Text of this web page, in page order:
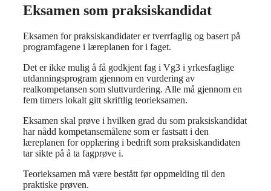
Eksamen som praksiskandidat
Eksamen for praksiskandidater er tverrfaglig og basert på
programfagene i læreplanen for i faget.
Det er ikke mulig å få godkjent fag i Vg3 i yrkesfaglige
utdanningsprogram gjennom en vurdering av
realkompetansen som sluttvurdering. Alle må gjennom en
fem timers lokalt gitt skriftlig teorieksamen.
Eksamen skal prøve i hvilken grad du som praksiskandidat
har nådd kompetansemålene som er fastsatt i den
læreplanen for opplæring i bedrift som praksiskandidaten
tar sikte på å ta fagprøve i.
Teorieksamen må være bestått før oppmelding til den
praktiske prøven.